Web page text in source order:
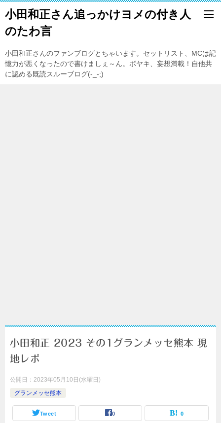
小田和正さん追っかけヨメの付き人
のたわ言
小田和正さんのファンブログとちゃいます。セットリスト、MCは記
憶力が悪くなったので書けましぇ～ん。ボヤキ、妄想満載！自他共
に認める既読スルーブログ(-_-;)
小田和正 2023 その1グランメッセ熊本 現
地レポ
公開日： 2023年05月10日(水曜日)
グランメッセ熊本
Tweet 0 0